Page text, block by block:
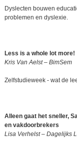
Dyslecten bouwen
problemen en dyslexie.
Less is a whole lot more!
Kris Van Aelst – BimSem
Zelfstudieweek - wat de
Alleen gaat het sneller,
en vakdoorbrekers
Lisa Verhelst – Dagelijks